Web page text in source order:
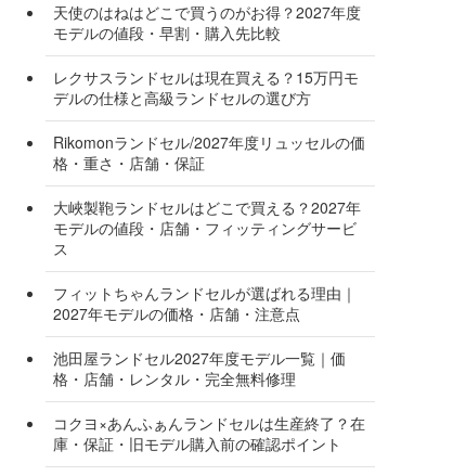
天使のはねはどこで買うのがお得？2027年度
モデルの値段・早割・購入先比較
レクサスランドセルは現在買える？15万円モ
デルの仕様と高級ランドセルの選び方
Rikomonランドセル/2027年度リュッセルの価
格・重さ・店舗・保証
大峽製鞄ランドセルはどこで買える？2027年
モデルの値段・店舗・フィッティングサービ
ス
フィットちゃんランドセルが選ばれる理由｜
2027年モデルの価格・店舗・注意点
池田屋ランドセル2027年度モデル一覧｜価
格・店舗・レンタル・完全無料修理
コクヨ×あんふぁんランドセルは生産終了？在
庫・保証・旧モデル購入前の確認ポイント